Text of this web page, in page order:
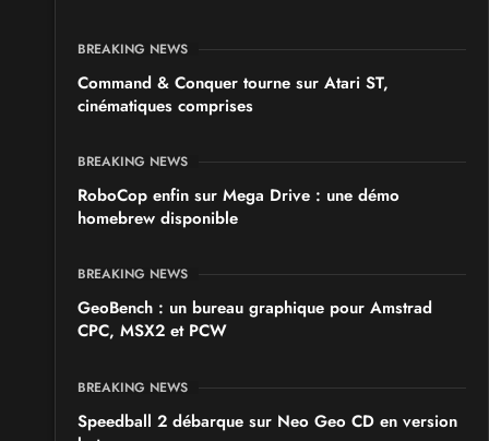
BREAKING NEWS
Command & Conquer tourne sur Atari ST,
cinématiques comprises
BREAKING NEWS
RoboCop enfin sur Mega Drive : une démo
homebrew disponible
BREAKING NEWS
GeoBench : un bureau graphique pour Amstrad
CPC, MSX2 et PCW
BREAKING NEWS
Speedball 2 débarque sur Neo Geo CD en version